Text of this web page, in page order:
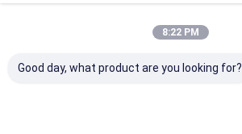
8:22 PM
Good day, what product are you looking for?